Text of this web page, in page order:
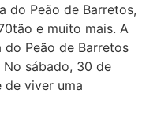
do Peão de Barretos,
e muito mais. A
do Peão de Barretos
sábado, 30 de
viver uma